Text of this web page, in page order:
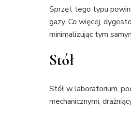
Sprzęt tego typu
gazy. Co więcej,
minimalizując tym
Stół
Stół w laboratorium,
mechanicznymi,